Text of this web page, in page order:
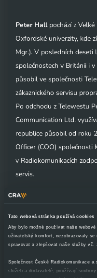
Tato webová stránka používá cookies
Aby bylo možné používat naše
uživatelský komfort, nezobrazovaly
spravovat a zlepšovat naše služby vč.
Společnost České Radiokomunikace
služeb a dodavatelé, používají
Peter Hallpochází z Velké
Oxfordské univerzity, kde
Mgr.). V posledních deseti
společnostech v Británii i
působil ve společnosti
zákaznického servisu
Po odchodu z Telewestu
Communication Ltd.
republice působil od roku
Officer (COO) společnosti
v Radiokomunikacích
servis.
obchodní právo na
v Ostravě. Působil jako
Young a American
ředitelem interního auditu
Telefónica O2 Czech